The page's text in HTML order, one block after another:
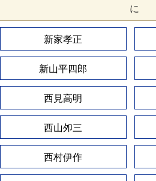
に
新家孝正
新山平四郎
西見高明
西山夘三
西村伊作